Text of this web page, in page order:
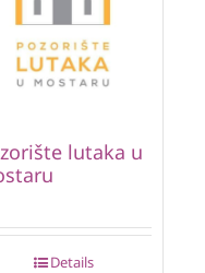
lutaka u
Details